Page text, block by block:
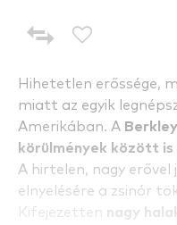
Hihetetlen erőssége,
miatt az egyik
Amerikában. A
körülmények között is
A hirtelen, nagy
elnyelésére a zsinór
Kifejezetten nagy